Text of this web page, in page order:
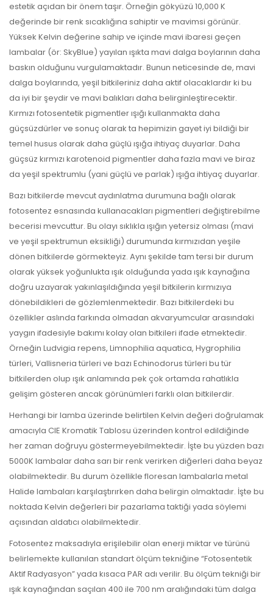
estetik açıdan bir önem taşır. Örneğin gökyüzü 10,000 K
değerinde bir renk sıcaklığına sahiptir ve mavimsi görünür.
Yüksek Kelvin değerine sahip ve içinde mavi ibaresi geçen
lambalar (ör: SkyBlue) yayılan ışıkta mavi dalga boylarının daha
baskın olduğunu vurgulamaktadır. Bunun neticesinde de, mavi
dalga boylarında, yeşil bitkileriniz daha aktif olacaklardır ki bu
da iyi bir şeydir ve mavi balıkları daha belirginleştirecektir.
Kırmızı fotosentetik pigmentler ışığı kullanmakta daha
güçsüzdürler ve sonuç olarak ta hepimizin gayet iyi bildiği bir
temel husus olarak daha güçlü ışığa ihtiyaç duyarlar. Daha
güçsüz kırmızı karotenoid pigmentler daha fazla mavi ve biraz
da yeşil spektrumlu (yani güçlü ve parlak) ışığa ihtiyaç duyarlar.
Bazı bitkilerde mevcut aydınlatma durumuna bağlı olarak
fotosentez esnasında kullanacakları pigmentleri değiştirebilme
becerisi mevcuttur. Bu olayı sıklıkla ışığın yetersiz olması (mavi
ve yeşil spektrumun eksikliği) durumunda kırmızıdan yeşile
dönen bitkilerde görmekteyiz. Aynı şekilde tam tersi bir durum
olarak yüksek yoğunlukta ışık olduğunda yada ışık kaynağına
doğru uzayarak yakınlaşıldığında yeşil bitkilerin kırmızıya
dönebildikleri de gözlemlenmektedir. Bazı bitkilerdeki bu
özellikler aslında farkında olmadan akvaryumcular arasındaki
yaygın ifadesiyle bakımı kolay olan bitkileri ifade etmektedir.
Örneğin Ludvigia repens, Limnophilia aquatica, Hygrophilia
türleri, Vallisneria türleri ve bazı Echinodorus türleri bu tür
bitkilerden olup ışık anlamında pek çok ortamda rahatlıkla
gelişim gösteren ancak görünümleri farklı olan bitkilerdir.
Herhangi bir lamba üzerinde belirtilen Kelvin değeri doğrulamak
amacıyla CIE Kromatik Tablosu üzerinden kontrol edildiğinde
her zaman doğruyu göstermeyebilmektedir. İşte bu yüzden bazı
5000K lambalar daha sarı bir renk verirken diğerleri daha beyaz
olabilmektedir. Bu durum özellikle floresan lambalarla metal
Halide lambaları karşılaştırırken daha belirgin olmaktadır. İşte bu
noktada Kelvin değerleri bir pazarlama taktiği yada söylemi
açısından aldatıcı olabilmektedir.
Fotosentez maksadıyla erişilebilir olan enerji miktar ve türünü
belirlemekte kullanılan standart ölçüm tekniğine “Fotosentetik
Aktif Radyasyon” yada kısaca PAR adı verilir. Bu ölçüm tekniği bir
ışık kaynağından saçılan 400 ile 700 nm aralığındaki tüm dalga